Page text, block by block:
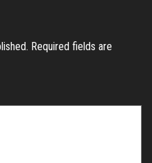
Required fields are